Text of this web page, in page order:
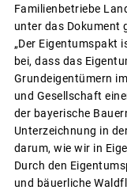
Familienbetriebe
unter das Dokument
„Der Eigentumspakt
bei, dass das
Grundeigentümern
und Gesellschaft
der bayerische
Unterzeichnung in
darum, wie wir in
Durch den
und bäuerliche